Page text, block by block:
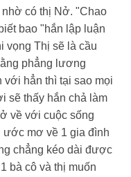
có thị Nở. "Chao
bao "hắn lập luận
vọng Thị sẽ là cầu
phẳng lương
với hẳn thì tại sao mọi
sẽ thấy hắn chả làm
về với cuộc sống
ước mơ về 1 gia đình
chẳng kéo dài được
bà cô và thị muốn